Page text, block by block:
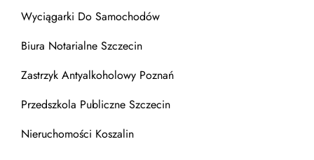
Wyciągarki Do Samochodów
Biura Notarialne Szczecin
Zastrzyk Antyalkoholowy Poznań
Przedszkola Publiczne Szczecin
Nieruchomości Koszalin